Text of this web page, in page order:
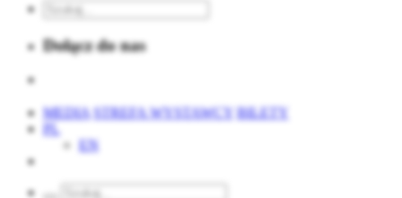
Dołącz do nas
MEDIA STREFA WYSTAWCY BILETY
PL
EN